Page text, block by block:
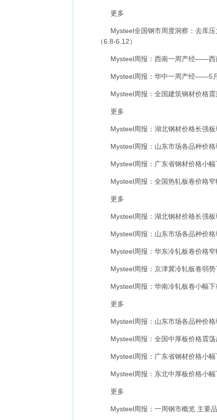
更多
Mysteel全国钢市周度洞察：去库压
（6.8-6.12）
Mysteel周报：西南一周产经——西
Mysteel周报：华中一周产经——5月
Mysteel周报：全国建筑钢材价格震
更多
Mysteel周报：湖北钢材价格长强板
Mysteel周报：山东市场各品种价格
Mysteel周报：广东省钢材价格小幅
Mysteel周报：全国热轧板卷价格窄
更多
Mysteel周报：湖北钢材价格长强板
Mysteel周报：山东市场各品种价格
Mysteel周报：华东冷轧板卷价格窄
Mysteel周报：京津冀冷轧板卷弱势
Mysteel周报：华南冷轧板卷小幅下
更多
Mysteel周报：山东市场各品种价格
Mysteel周报：全国中厚板价格震荡
Mysteel周报：广东省钢材价格小幅
Mysteel周报：东北中厚板价格小幅
更多
Mysteel周报：一周钢市概览 主要品